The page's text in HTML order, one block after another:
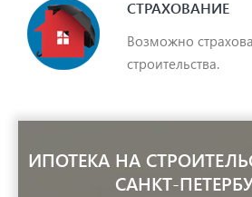
СТРАХОВАНИЕ
Возможно
строительства.
ИПОТЕКА НА
САНКТ-